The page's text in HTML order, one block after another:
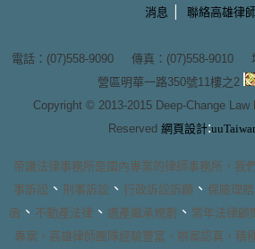
消息 | 聯絡高雄律師
電話：(07)558-9090 傳真：(07)558-9010
營區明華一路350號11樓之2
Copyright © 2013-2015 Deep-Change Law
Reserved 網頁設計:
帝謙法律事務所是國內專業的律師事務所 ，我
事訴訟 、 刑事訴訟 、 行政訴訟訴願 、 保險理賠
函 、 不動產法律 、 遺產繼承規劃 、 常年法律顧
專案， 高雄律師團隊經驗豐富、辦案認真，積